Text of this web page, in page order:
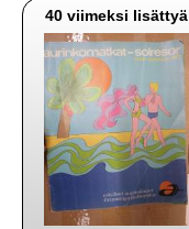
40 viimeksi lisättyä